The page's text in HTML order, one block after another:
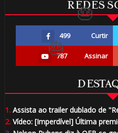
REDES
499 Curtir
787 Assinar
1.Assista ao trailer dublado de
2.Vídeo: [Imperdível] Última